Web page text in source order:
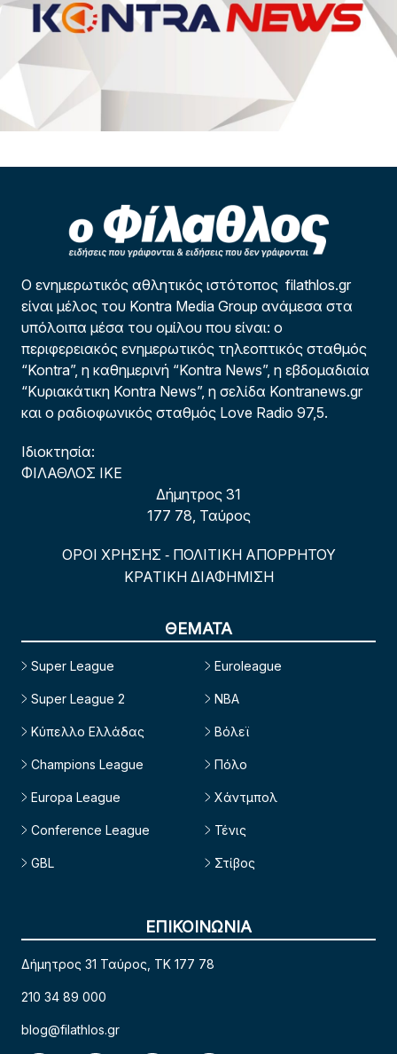
Ο ενημερωτικός αθλητικός ιστότοπος filathlos.gr
είναι μέλος του Kontra Media Group ανάμεσα στα
υπόλοιπα μέσα του ομίλου που είναι: ο
περιφερειακός ενημερωτικός τηλεοπτικός σταθμός
“Kontra”, η καθημερινή “Kontra News”, η εβδομαδιαία
“Κυριακάτικη Kontra News”, η σελίδα Kontranews.gr
και ο ραδιοφωνικός σταθμός Love Radio 97,5.
Ιδιοκτησία:
ΦΙΛΑΘΛΟΣ ΙΚΕ
Δήμητρος 31
177 78, Ταύρος
ΟΡΟΙ ΧΡΗΣΗΣ - ΠΟΛΙΤΙΚΗ ΑΠΟΡΡΗΤΟΥ
ΚΡΑΤΙΚΗ ΔΙΑΦΗΜΙΣΗ
ΘΕΜΑΤΑ
Super League
Super League 2
Κύπελλο Ελλάδας
Champions League
Europa League
Conference League
GBL
Euroleague
NBA
Βόλεϊ
Πόλο
Χάντμπολ
Τένις
Στίβος
ΕΠΙΚΟΙΝΩΝΙΑ
Δήμητρος 31 Ταύρος, TK 177 78
210 34 89 000
blog@filathlos.gr